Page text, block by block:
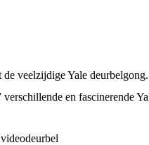
veelzijdige Yale
en fascinerende